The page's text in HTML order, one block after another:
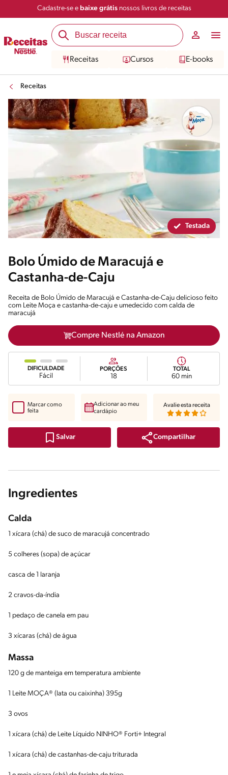
Cadastre-se e baixe grátisnossos livros de receitas
Receitas Cursos E-books
Receitas
Salvar Compartilhar
Testada
Bolo Úmido de Maracujá e
Castanha-de-Caju
Receita de Bolo Úmido de Maracujá e Castanha-de-Caju delicioso feito
com Leite Moça e castanha-de-caju e umedecido com calda de
maracujá
Compre Nestlé na Amazon
DIFICULDADE
Fácil
PORÇÕES
18
TOTAL
60 min
Salvar Compartilhar
Marcar como
feita
Adicionar ao meu
cardápio
Avalie esta receita
Ingredientes
Calda
1 xícara (chá) de suco de maracujá concentrado
5 colheres (sopa) de açúcar
casca de 1 laranja
2 cravos-da-índia
1 pedaço de canela em pau
3 xícaras (chá) de água
Massa
120 g de manteiga em temperatura ambiente
1 Leite MOÇA® (lata ou caixinha) 395g
3 ovos
1 xícara (chá) de Leite Líquido NINHO® Forti+ Integral
1 xícara (chá) de castanhas-de-caju triturada